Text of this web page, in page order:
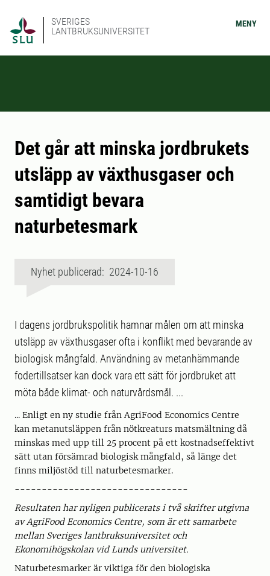
SVERIGES
LANTBRUKSUNIVERSITET
MENY
Det går att minska jordbrukets
utsläpp av växthusgaser och
samtidigt bevara
naturbetesmark
Nyhet publicerad: 2024-10-16
I dagens jordbrukspolitik hamnar målen om att minska
utsläpp av växthusgaser ofta i konflikt med bevarande av
biologisk mångfald. Användning av metanhämmande
fodertillsatser kan dock vara ett sätt för jordbruket att
möta både klimat- och naturvårdsmål. ...
... Enligt en ny studie från AgriFood Economics Centre
kan metanutsläppen från nötkreaturs matsmältning då
minskas med upp till 25 procent på ett kostnadseffektivt
sätt utan försämrad biologisk mångfald, så länge det
finns miljöstöd till naturbetesmarker.
--------------------------------
Resultaten har nyligen publicerats i två skrifter utgivna
av AgriFood Economics Centre, som är ett samarbete
mellan Sveriges lantbruksuniversitet och
Ekonomihögskolan vid Lunds universitet.
Naturbetesmarker är viktiga för den biologiska